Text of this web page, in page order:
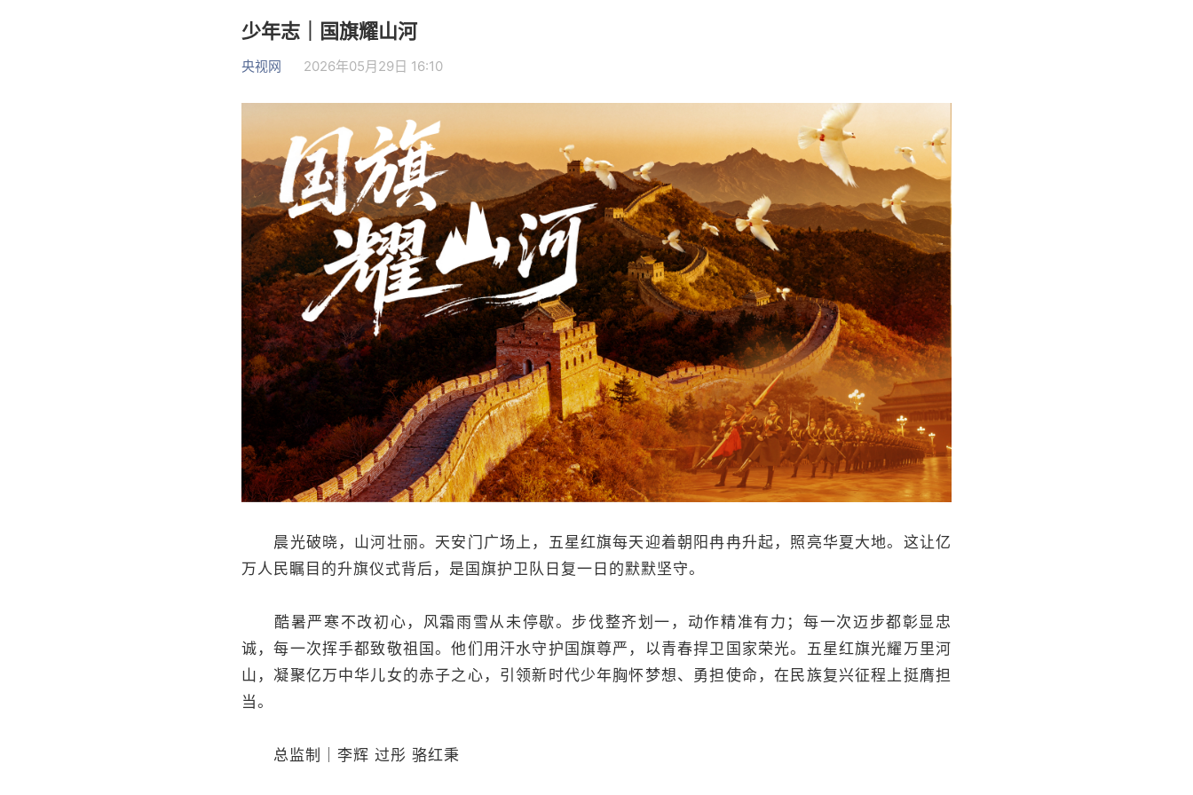
少年志｜国旗耀山河
央视网 2026年05月29日 16:10
晨光破晓，山河壮丽。天安门广场上，五星红旗每天迎着朝阳冉冉升起，照亮华夏大地。这让亿
万人民瞩目的升旗仪式背后，是国旗护卫队日复一日的默默坚守。
酷暑严寒不改初心，风霜雨雪从未停歇。步伐整齐划一，动作精准有力；每一次迈步都彰显忠
诚，每一次挥手都致敬祖国。他们用汗水守护国旗尊严，以青春捍卫国家荣光。五星红旗光耀万里河
山，凝聚亿万中华儿女的赤子之心，引领新时代少年胸怀梦想、勇担使命，在民族复兴征程上挺膺担
当。
总监制｜李辉 过彤 骆红秉